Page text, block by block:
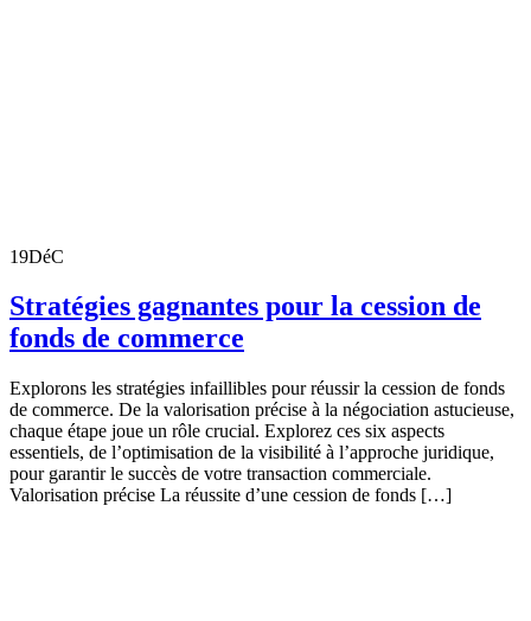
19DéC
Stratégies gagnantes pour la cession de
fonds de commerce
Explorons les stratégies infaillibles pour réussir la cession de fonds
de commerce. De la valorisation précise à la négociation astucieuse,
chaque étape joue un rôle crucial. Explorez ces six aspects
essentiels, de l’optimisation de la visibilité à l’approche juridique,
pour garantir le succès de votre transaction commerciale.
Valorisation précise La réussite d’une cession de fonds […]